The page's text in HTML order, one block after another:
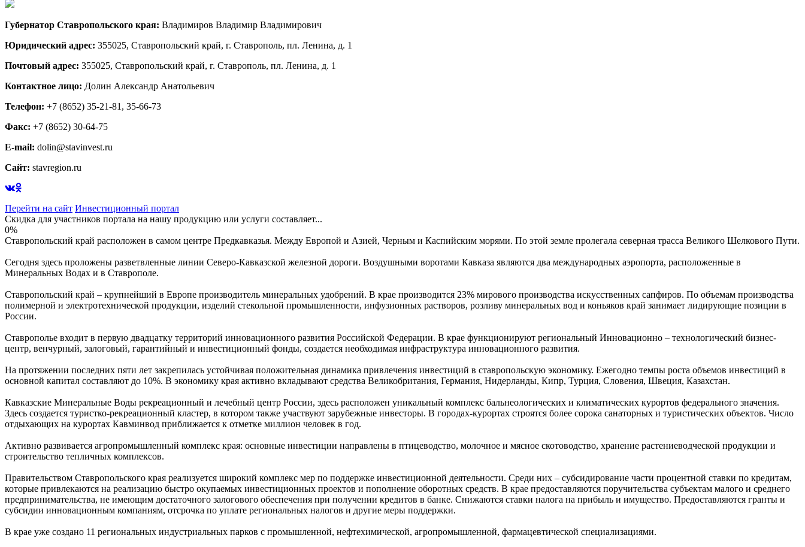
Губернатор Ставропольского края: Владимиров Владимир Владимирович
Юридический адрес: 355025, Ставропольский край, г. Ставрополь, пл. Ленина, д. 1
Почтовый адрес: 355025, Ставропольский край, г. Ставрополь, пл. Ленина, д. 1
Контактное лицо: Долин Александр Анатольевич
Телефон: +7 (8652) 35-21-81, 35-66-73
Факс: +7 (8652) 30-64-75
E-mail: dolin@stavinvest.ru
Сайт: stavregion.ru
Перейти на сайт Инвестиционный портал
Скидка для участников портала на нашу продукцию или услуги составляет...
0%
Ставропольский край расположен в самом центре Предкавказья. Между Европой и Азией, Черным и Каспийским морями. По этой земле пролегала северная трасса Великого Шелкового Пути.
Сегодня здесь проложены разветвленные линии Северо-Кавказской железной дороги. Воздушными воротами Кавказа являются два международных аэропорта, расположенные в
Минеральных Водах и в Ставрополе.
Ставропольский край – крупнейший в Европе производитель минеральных удобрений. В крае производится 23% мирового производства искусственных сапфиров. По объемам производства
полимерной и электротехнической продукции, изделий стекольной промышленности, инфузионных растворов, розливу минеральных вод и коньяков край занимает лидирующие позиции в
России.
Ставрополье входит в первую двадцатку территорий инновационного развития Российской Федерации. В крае функционируют региональный Инновационно – технологический бизнес-
центр, венчурный, залоговый, гарантийный и инвестиционный фонды, создается необходимая инфраструктура инновационного развития.
На протяжении последних пяти лет закрепилась устойчивая положительная динамика привлечения инвестиций в ставропольскую экономику. Ежегодно темпы роста объемов инвестиций в
основной капитал составляют до 10%. В экономику края активно вкладывают средства Великобритания, Германия, Нидерланды, Кипр, Турция, Словения, Швеция, Казахстан.
Кавказские Минеральные Воды рекреационный и лечебный центр России, здесь расположен уникальный комплекс бальнеологических и климатических курортов федерального значения.
Здесь создается туристко-рекреационный кластер, в котором также участвуют зарубежные инвесторы. В городах-курортах строятся более сорока санаторных и туристических объектов. Число
отдыхающих на курортах Кавминвод приближается к отметке миллион человек в год.
Активно развивается агропромышленный комплекс края: основные инвестиции направлены в птицеводство, молочное и мясное скотоводство, хранение растениеводческой продукции и
строительство тепличных комплексов.
Правительством Ставропольского края реализуется широкий комплекс мер по поддержке инвестиционной деятельности. Среди них – субсидирование части процентной ставки по кредитам,
которые привлекаются на реализацию быстро окупаемых инвестиционных проектов и пополнение оборотных средств. В крае предоставляются поручительства субъектам малого и среднего
предпринимательства, не имеющим достаточного залогового обеспечения при получении кредитов в банке. Снижаются ставки налога на прибыль и имущество. Предоставляются гранты и
субсидии инновационным компаниям, отсрочка по уплате региональных налогов и другие меры поддержки.
В крае уже создано 11 региональных индустриальных парков с промышленной, нефтехимической, агропромышленной, фармацевтической специализациями.